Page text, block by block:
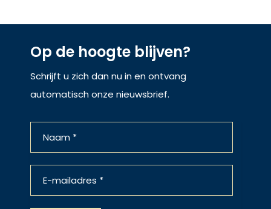
Op de hoogte blijven?
Schrijft u zich dan nu in en ontvang
automatisch onze nieuwsbrief.